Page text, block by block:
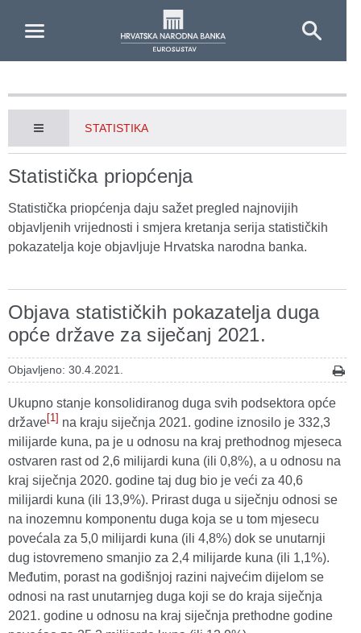
STATISTIKA
Statistička priopćenja
Statistička priopćenja daju sažet pregled najnovijih
objavljenih vrijednosti i smjera kretanja serija statističkih
pokazatelja koje objavljuje Hrvatska narodna banka.
Objava statističkih pokazatelja duga
opće države za siječanj 2021.
Objavljeno: 30.4.2021.
Ukupno stanje konsolidiranog duga svih podsektora opće
države[1] na kraju siječnja 2021. godine iznosilo je 332,3
milijarde kuna, pa je u odnosu na kraj prethodnog mjeseca
ostvaren rast od 2,6 milijardi kuna (ili 0,8%), a u odnosu na
kraj siječnja 2020. godine taj dug bio je veći za 40,6
milijardi kuna (ili 13,9%). Prirast duga u siječnju odnosi se
na inozemnu komponentu duga koja se u tom mjesecu
povećala za 5,0 milijardi kuna (ili 4,8%) dok se unutarnji
dug istovremeno smanjio za 2,4 milijarde kuna (ili 1,1%).
Međutim, porast na godišnjoj razini najvećim dijelom se
odnosi na rast unutarnjeg duga koji se do kraja siječnja
2021. godine u odnosu na kraj siječnja prethodne godine